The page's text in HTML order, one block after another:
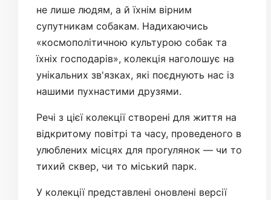
не лише людям, а й їхнім вірним
супутникам собакам. Надихаючись
«космополітичною культурою собак та
їхніх господарів», колекція наголошує на
унікальних зв'язках, які поєднують нас із
нашими пухнастими друзями.
Речі з цієї колекції створені для життя на
відкритому повітрі та часу, проведеного в
улюблених місцях для прогулянок — чи то
тихий сквер, чи то міський парк.
У колекції представлені оновлені версії